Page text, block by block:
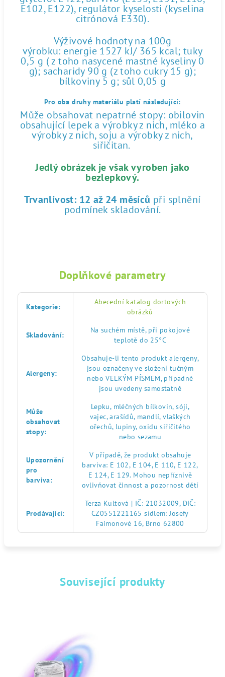
E102, E122), regulátor kyselosti (kyselina
citrónová E330).
Výživové hodnoty na 100g
výrobku: energie 1527 kJ/ 365 kcal; tuky
0,5 g ( z toho nasycené mastné kyseliny 0
g); sacharidy 90 g (z toho cukry 15 g);
bílkoviny 5 g; sůl 0,05 g
Pro oba druhy materiálu platí následující:
Může obsahovat nepatrné stopy: obilovin
obsahující lepek a výrobky z nich, mléko a
výrobky z nich, soju a výrobky z nich,
siřičitan.
Jedlý obrázek je však vyroben jako
bezlepkový.
Trvanlivost: 12 až 24 měsíců při splnění
podmínek skladování.
Doplňkové parametry
Kategorie:
Abecední katalog dortových
obrázků
Skladování:
Na suchém místě, při pokojové
teplotě do 25°C
Alergeny:
Obsahuje-li tento produkt alergeny,
jsou označeny ve složení tučným
nebo VELKÝM PÍSMEM, případně
jsou uvedeny samostatně
Může
obsahovat
stopy:
Lepku, mléčných bílkovin, sóji,
vajec, arašídů, mandlí, vlaškých
ořechů, lupiny, oxidu siřičitého
nebo sezamu
Upozornění
pro
barviva:
V případě, že produkt obsahuje
barviva: E 102, E 104, E 110, E 122,
E 124, E 129. Mohou nepříznivě
ovlivňovat činnost a pozornost dětí
Prodávající:
Terza Kultová | IČ: 21032009, DIČ:
CZ0551221165 sídlem: Josefy
Faimonové 16, Brno 62800
Související produkty